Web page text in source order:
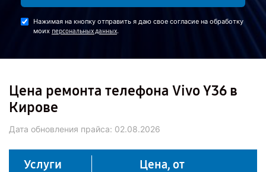
Нажимая на кнопку отправить я даю свое согласие на обработку
моих персональных данных.
Цена ремонта телефона Vivo Y36 в
Кирове
Дата обновления прайса: 02.08.2026
Услуги Цена, от